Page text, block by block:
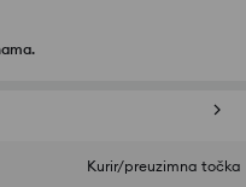
Kurir/preuzimna točka